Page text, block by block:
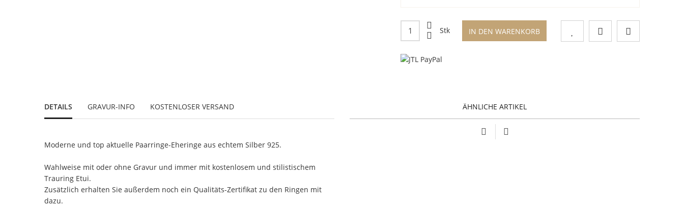
Stk IN DEN WARENKORB
DETAILS GRAVUR-INFO KOSTENLOSER VERSAND
Moderne und top aktuelle Paarringe-Eheringe aus echtem Silber 925.
Wahlweise mit oder ohne Gravur und immer mit kostenlosem und stilistischem
Trauring Etui.
Zusätzlich erhalten Sie außerdem noch ein Qualitäts-Zertifikat zu den Ringen mit
dazu.
ÄHNLICHE ARTIKEL